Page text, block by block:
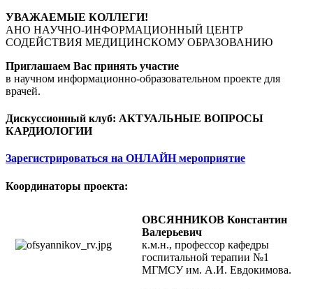
УВАЖАЕМЫЕ КОЛЛЕГИ!
АНО НАУЧНО-ИНФОРМАЦИОННЫЙ ЦЕНТР
СОДЕЙСТВИЯ МЕДИЦИНСКОМУ ОБРАЗОВАНИЮ
Приглашаем Вас принять участие
в научном информационно-образовательном проекте для
врачей.
Дискуссионный клуб: АКТУАЛЬНЫЕ ВОПРОСЫ
КАРДИОЛОГИИ
Зарегистрироваться на ОНЛАЙН мероприятие
Координаторы проекта:
ОВСЯННИКОВ Константин
Валерьевич
к.м.н., профессор кафедры
госпитальной терапии №1
МГМСУ им. А.И. Евдокимова.